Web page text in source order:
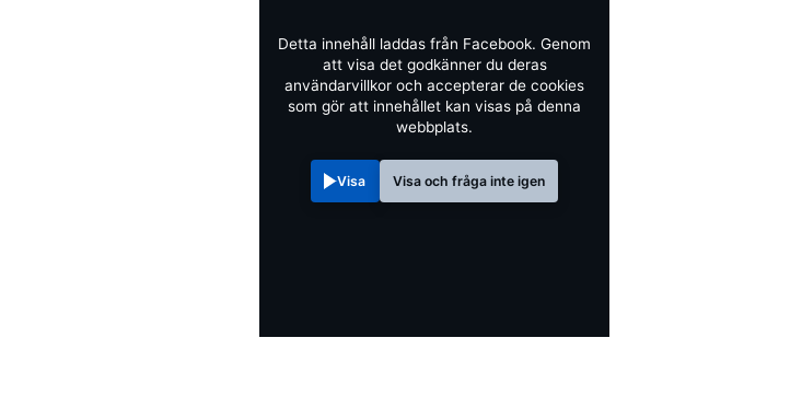
Detta innehåll laddas från Facebook. Genom
att visa det godkänner du deras
användarvillkor och accepterar de cookies
som gör att innehållet kan visas på denna
webbplats.
Visa Visa och fråga inte igen